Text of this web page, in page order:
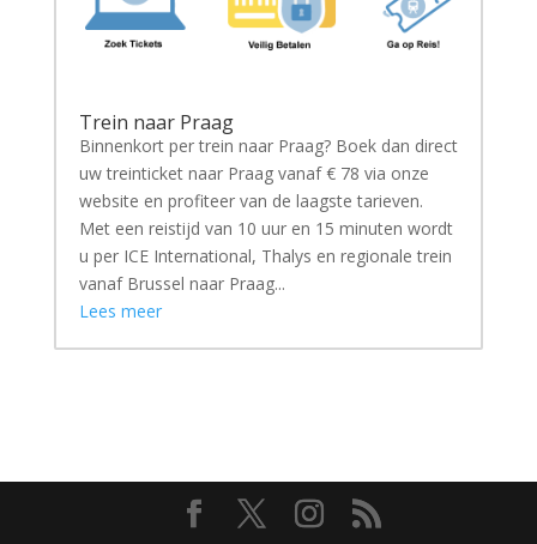
Trein naar Praag
Binnenkort per trein naar Praag? Boek dan direct
uw treinticket naar Praag vanaf € 78 via onze
website en profiteer van de laagste tarieven.
Met een reistijd van 10 uur en 15 minuten wordt
u per ICE International, Thalys en regionale trein
vanaf Brussel naar Praag...
Lees meer